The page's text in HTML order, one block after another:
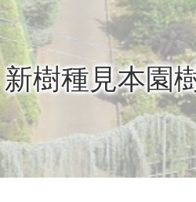
新樹種見本園